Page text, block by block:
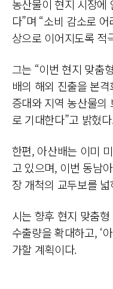
농산물이 현지 시장에
다”며 “소비 감소로
상으로 이어지도록 적
그는 “이번 현지 맞춤
배의 해외 진출을 본
증대와 지역 농산물의
로 기대한다”고 밝혔
한편, 아산배는 이미
고 있으며, 이번 동남
장 개척의 교두보를
시는 향후 현지 맞춤
수출량을 확대하고, ‘
가할 계획이다.